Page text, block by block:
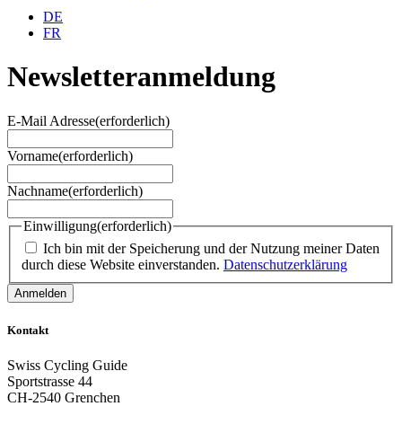
DE
FR
Newsletteranmeldung
E-Mail Adresse(erforderlich)
Vorname(erforderlich)
Nachname(erforderlich)
Einwilligung(erforderlich)
Ich bin mit der Speicherung und der Nutzung meiner Daten
durch diese Website einverstanden. Datenschutzerklärung
Kontakt
Swiss Cycling Guide
Sportstrasse 44
CH-2540 Grenchen